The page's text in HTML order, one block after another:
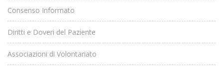
Consenso Informato
Diritti e Doveri del Paziente
Associazioni di Volontariato